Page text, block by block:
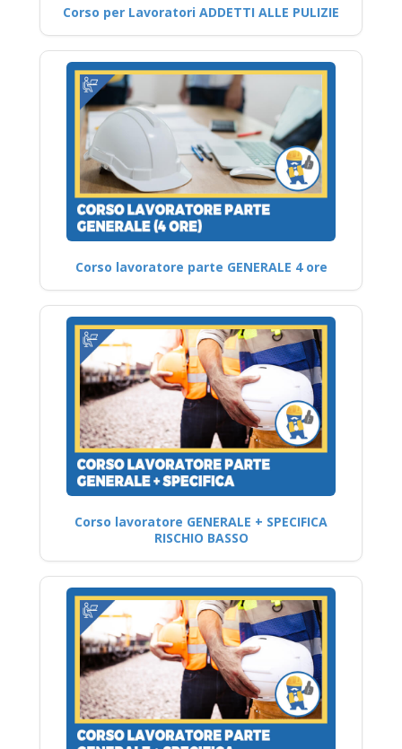
Corso per Lavoratori ADDETTI ALLE PULIZIE
Corso lavoratore parte GENERALE 4 ore
Corso lavoratore GENERALE + SPECIFICA
RISCHIO BASSO